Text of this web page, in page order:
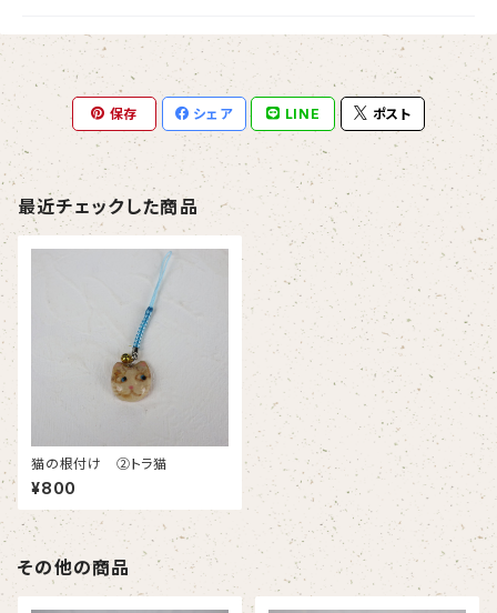
保存 シェア LINE ポスト
最近チェックした商品
猫の根付け ②トラ猫
¥800
その他の商品